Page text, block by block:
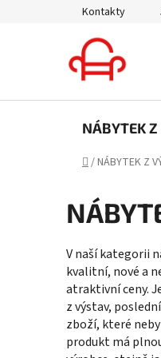
Kontakty
NÁBYTEK
Domů
/NÁBYTEK Z
V naší kategorii
kvalitní, nové a
atraktivní ceny.
z výstav,
zboží, které
produkt má